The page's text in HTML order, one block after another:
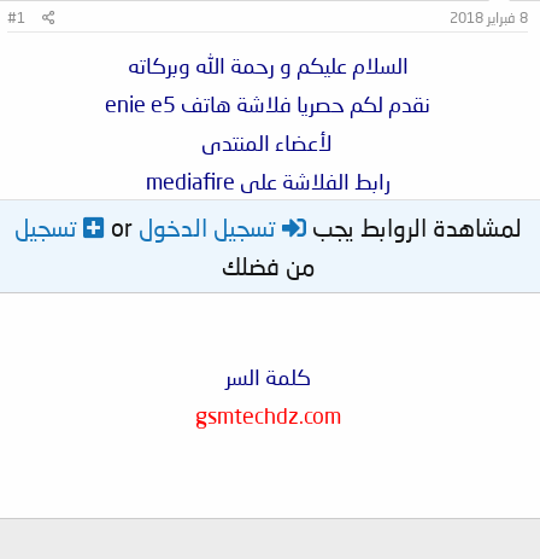
و
8 فبراير 2018 #1
السلام عليكم و رحمة الله وبركاته
نقدم لكم حصريا فلاشة هاتف enie e5
لأعضاء المنتدى
رابط الفلاشة على mediafire
لمشاهدة الروابط يجب تسجيل الدخول or
تسجيل
من فضلك
كلمة السر
gsmtechdz.com